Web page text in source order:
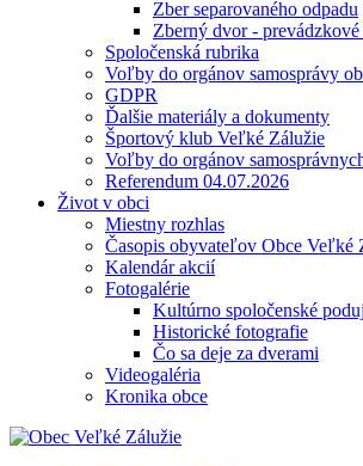
Zber separovaného odpadu
Zberný dvor -
Spoločenská rubrika
Voľby do orgánov samosprávy
GDPR
Ďalšie materiály a dokumenty
Športový klub Veľké Zálužie
Voľby do orgánov
Referendum 04.07.2026
Život v obci
Miestny rozhlas
Časopis obyvateľov Obce Veľké
Kalendár akcií
Fotogalérie
Kultúrno spoločenské
Historické fotografie
Čo sa deje za dverami
Videogaléria
Kronika obce